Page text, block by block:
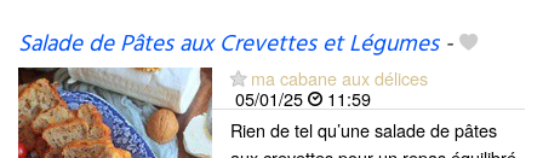
Salade de Pâtes aux Crevettes et Légumes-
ma cabane aux délices
05/01/25
11:59
Rien de tel qu’une salade de pâtes